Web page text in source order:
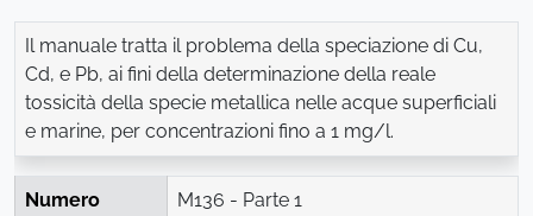
Il manuale tratta il problema della speciazione di Cu,
Cd, e Pb, ai fini della determinazione della reale
tossicità della specie metallica nelle acque superficiali
e marine, per concentrazioni fino a 1 mg/l.
Numero M136 - Parte 1